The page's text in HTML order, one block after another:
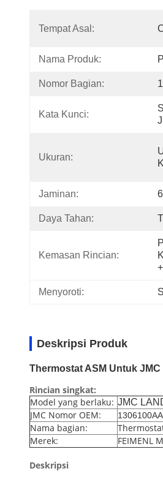
Tempat Asal:
Nama Produk:
Nomor Bagian:
Kata Kunci:
Ukuran:
Jaminan:
Daya Tahan:
Kemasan Rincian:
Menyoroti:
Deskripsi Produk
Thermostat ASM Untuk
Rincian singkat:
Model yang berlaku: JMC
JMC Nomor OEM:
Nama bagian:
Merek:
FEIMENL
Deskripsi